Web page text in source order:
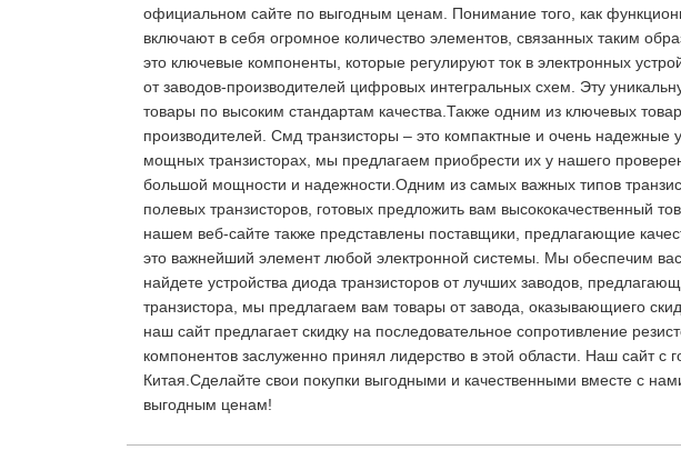
официальном сайте по выгодным ценам. Понимание того, как
включают в себя огромное количество элементов, связанных таким
это ключевые компоненты, которые регулируют ток в электронных
от заводов-производителей цифровых интегральных схем. Эту
товары по высоким стандартам качества.Также одним из ключевых
производителей. Смд транзисторы – это компактные и очень
мощных транзисторах, мы предлагаем приобрести их у нашего
большой мощности и надежности.Одним из самых важных типов
полевых транзисторов, готовых предложить вам высококачественный
нашем веб-сайте также представлены поставщики, предлагающие
это важнейший элемент любой электронной системы. Мы обеспечим
найдете устройства диода транзисторов от лучших заводов,
транзистора, мы предлагаем вам товары от завода, оказывающиего
наш сайт предлагает скидку на последовательное сопротивление
компонентов заслуженно принял лидерство в этой области. Наш сайт
Китая.Сделайте свои покупки выгодными и качественными вместе с
выгодным ценам!